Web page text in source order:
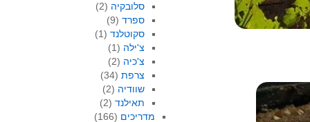
סלובקיה (2)
ספרד (9)
סקוטלנד (1)
צ'ילה (1)
צ'כיה (2)
צרפת (34)
שוודיה (2)
תאילנד (2)
מדריכים (166)